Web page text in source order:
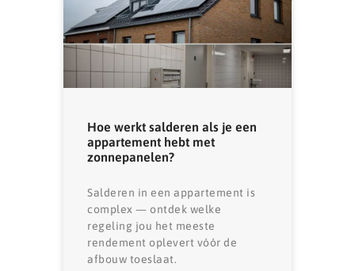
Hoe werkt salderen als je een
appartement hebt met
zonnepanelen?
Salderen in een appartement is
complex — ontdek welke
regeling jou het meeste
rendement oplevert vóór de
afbouw toeslaat.